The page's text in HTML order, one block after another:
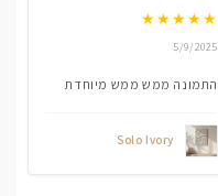
★★★★★
5/9/2025
התמונה ממש ממש מיוחדת
Solo Ivory